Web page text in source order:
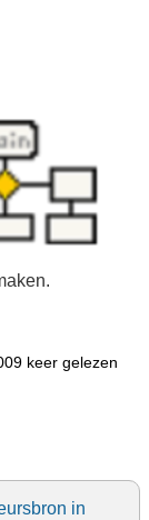
keer gelezen
in